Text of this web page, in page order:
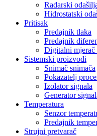
Radarski
Hidrostatski
Pritisak
Predajnik tlaka
Predajnik
Digitalni mjerač
Sistemski proizvodi
Snimač snimača
Pokazatelj
Izolator signala
Generator
Temperatura
Senzor
Predajnik
Strujni pretvarač